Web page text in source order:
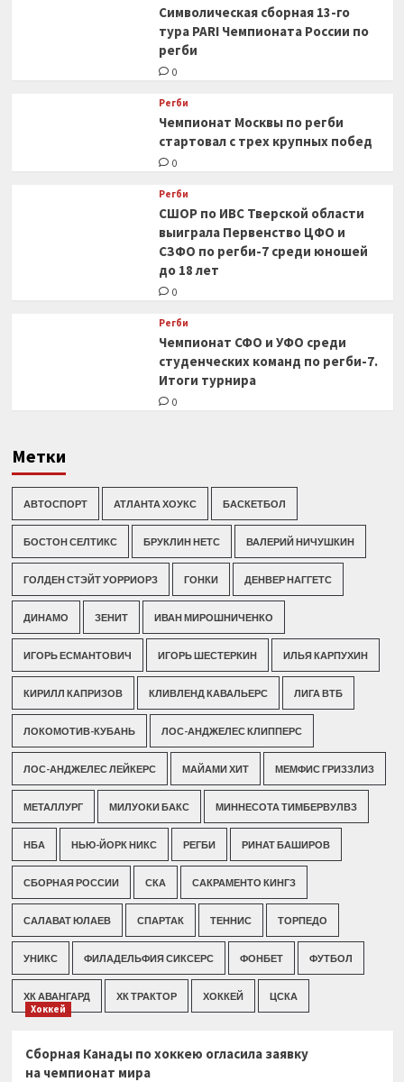
Символическая сборная 13-го
тура PARI Чемпионата России по
регби
0
Регби
Чемпионат Москвы по регби
стартовал с трех крупных побед
0
Регби
СШОР по ИВС Тверской области
выиграла Первенство ЦФО и
СЗФО по регби-7 среди юношей
до 18 лет
0
Регби
Чемпионат СФО и УФО среди
студенческих команд по регби-7.
Итоги турнира
0
Метки
АВТОСПОРТ АТЛАНТА ХОУКС БАСКЕТБОЛ
БОСТОН СЕЛТИКС БРУКЛИН НЕТС ВАЛЕРИЙ НИЧУШКИН
ГОЛДЕН СТЭЙТ УОРРИОРЗ ГОНКИ ДЕНВЕР НАГГЕТС
ДИНАМО ЗЕНИТ ИВАН МИРОШНИЧЕНКО
ИГОРЬ ЕСМАНТОВИЧ ИГОРЬ ШЕСТЕРКИН ИЛЬЯ КАРПУХИН
КИРИЛЛ КАПРИЗОВ КЛИВЛЕНД КАВАЛЬЕРС ЛИГА ВТБ
ЛОКОМОТИВ-КУБАНЬ ЛОС-АНДЖЕЛЕС КЛИППЕРС
ЛОС-АНДЖЕЛЕС ЛЕЙКЕРС МАЙАМИ ХИТ МЕМФИС ГРИЗЗЛИЗ
МЕТАЛЛУРГ МИЛУОКИ БАКС МИННЕСОТА ТИМБЕРВУЛВЗ
НБА НЬЮ-ЙОРК НИКС РЕГБИ РИНАТ БАШИРОВ
СБОРНАЯ РОССИИ СКА САКРАМЕНТО КИНГЗ
САЛАВАТ ЮЛАЕВ СПАРТАК ТЕННИС ТОРПЕДО
УНИКС ФИЛАДЕЛЬФИЯ СИКСЕРС ФОНБЕТ ФУТБОЛ
ХК АВАНГАРД ХК ТРАКТОР ХОККЕЙ ЦСКА
Хоккей
Сборная Канады по хоккею огласила заявку
на чемпионат мира